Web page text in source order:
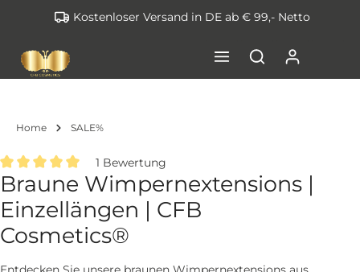
springenKostenloser Versand in DE ab € 99,- Netto
Home SALE%
Durchschnittliche Bewertung von 5 von 5 Sternen
1 Bewertung
Braune Wimpernextensions |
Einzellängen | CFB
Cosmetics®